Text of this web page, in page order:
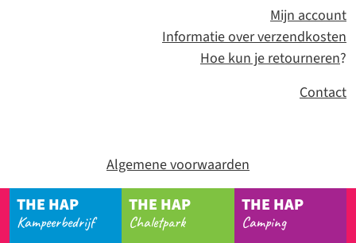
Mijn account
Informatie over verzendkosten
Hoe kun je retourneren?
Contact
Algemene voorwaarden
THE HAP
Kampeerbedrijf
THE HAP
Chaletpark
THE HAP
Camping